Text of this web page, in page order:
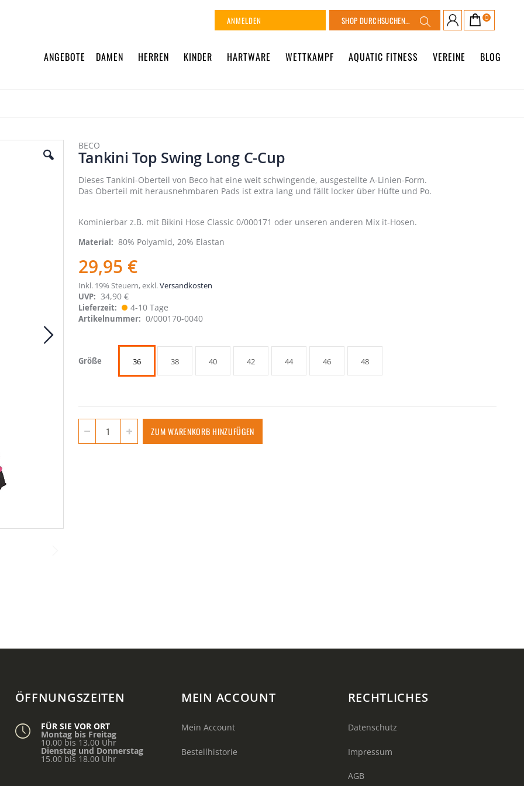
Suche
Suche Warenkorb
0
ANMELDEN
ANGEBOTE DAMEN HERREN KINDER HARTWARE WETTKAMPF AQUATIC FITNESS VEREINE BLOG
BECO
Tankini Top Swing Long C-Cup
Dieses Tankini-Oberteil von Beco hat eine weit schwingende, ausgestellte A-Linien-Form.
Das Oberteil mit herausnehmbaren Pads ist extra lang und fällt locker über Hüfte und Po.
Kominierbar z.B. mit Bikini Hose Classic 0/000171 oder unseren anderen Mix it-Hosen.
Material 80% Polyamid, 20% Elastan
29,95 €
Inkl. 19% Steuern,exkl.Versandkosten
UVP: 34,90 €
Lieferzeit 4-10 Tage
Artikelnummer 0/000170-0040
Größe 36 38 40 42 44 46 48
ZUM WARENKORB HINZUFÜGEN
ÖFFNUNGSZEITEN
FÜR SIE VOR ORT
Montag bis Freitag
10.00 bis 13.00 Uhr
Dienstag und Donnerstag
15.00 bis 18.00 Uhr
MEIN ACCOUNT
Mein Account
Bestellhistorie
RECHTLICHES
Datenschutz
Impressum
AGB